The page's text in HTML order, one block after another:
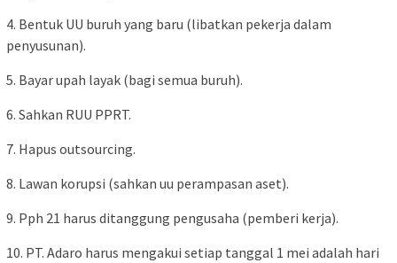
4. Bentuk UU buruh yang baru (libatkan pekerja dalam
penyusunan).
5. Bayar upah layak (bagi semua buruh).
6. Sahkan RUU PPRT.
7. Hapus outsourcing.
8. Lawan korupsi (sahkan uu perampasan aset).
9. Pph 21 harus ditanggung pengusaha (pemberi kerja).
10. PT. Adaro harus mengakui setiap tanggal 1 mei adalah hari